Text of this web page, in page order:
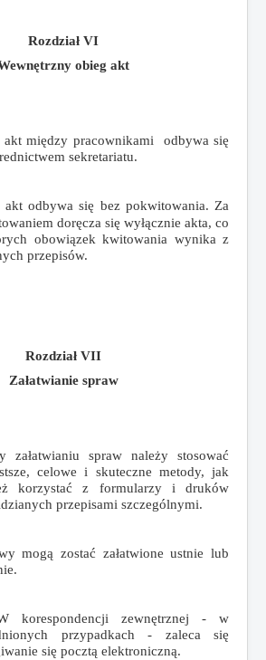
Rozdział VI
obieg akt
akt między pracownikami odbywa się
sekretariatu.
akt odbywa się bez pokwitowania. Za
doręcza się wyłącznie akta, co
obowiązek kwitowania wynika z
przepisów.
Rozdział VII
Załatwianie spraw
załatwianiu spraw należy stosować
celowe i skuteczne metody, jak
korzystać z formularzy i druków
przepisami szczególnymi.
mogą zostać załatwione ustnie lub
korespondencji zewnętrznej - w
przypadkach - zaleca się
się pocztą elektroniczną.